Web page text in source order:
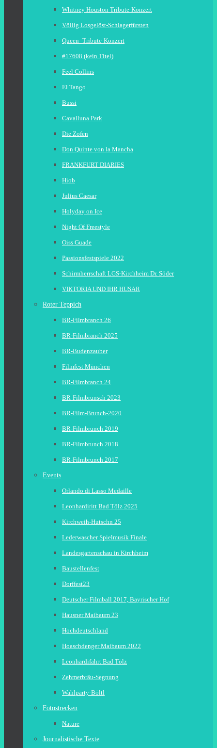
Whitney Houston Tribute-Konzert
Völlig Losgelöst-Schlagerfürsten
Queen- Tribute-Konzert
#17608 (kein Titel)
Feel Collins
El Tango
Bussi
Cavalluna Park
Die Zofen
Don Quinte von la Mancha
FRANKFURT DIARIES
Hiob
Julius Caesar
Holyday on Ice
Night Of Freestyle
Oiss Guade
Passionsfestspiele 2022
Schirmherrschaft LGS-Kirchheim Dr. Söder
VIKTORIA UND IHR HUSAR
Roter Teppich
BR-Filmbranch 26
BR-Filmbranch 2025
BR-Budenzauber
Filmfest München
BR-Filmbranch 24
BR-Filmbrunsch 2023
BR-Film-Brunch-2020
BR-Filmbrunch 2019
BR-Filmbrunch 2018
BR-Filmbrunch 2017
Events
Orlando di Lasso Medaille
Leonhardiritt Bad Tölz 2025
Kirchweih-Hutschn 25
Lederwascher Spielmusik Finale
Landesgartenschau in Kirchheim
Baustellenfest
Dorffest23
Deutscher Filmball 2017, Bayrischer Hof
Hausner Maibaum 23
Hochdeutschland
Hoaschdenger Maibaum 2022
Leonhardifahrt Bad Tölz
Zehmerbräu-Segnung
Wahlparty-Böltl
Fotostrecken
Nature
Journalistische Texte